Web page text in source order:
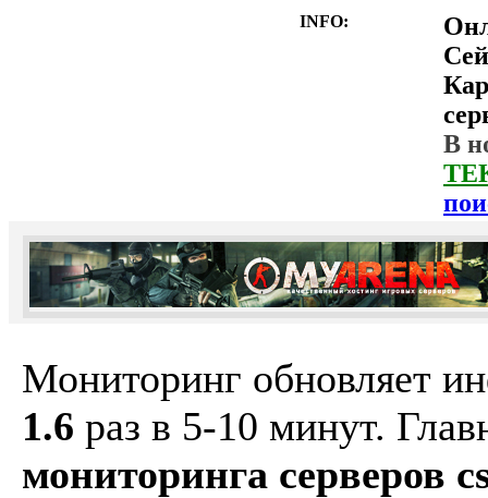
INFO:
В
Мониторинг обновляет
1.6 раз в 5-10 минут.
мониторинга серверов